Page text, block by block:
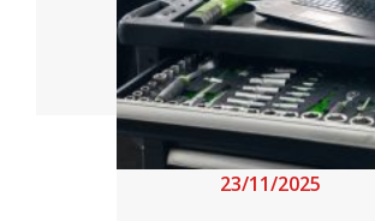
23/11/2025